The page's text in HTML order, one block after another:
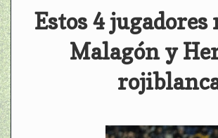
Estos 4
Malagón y